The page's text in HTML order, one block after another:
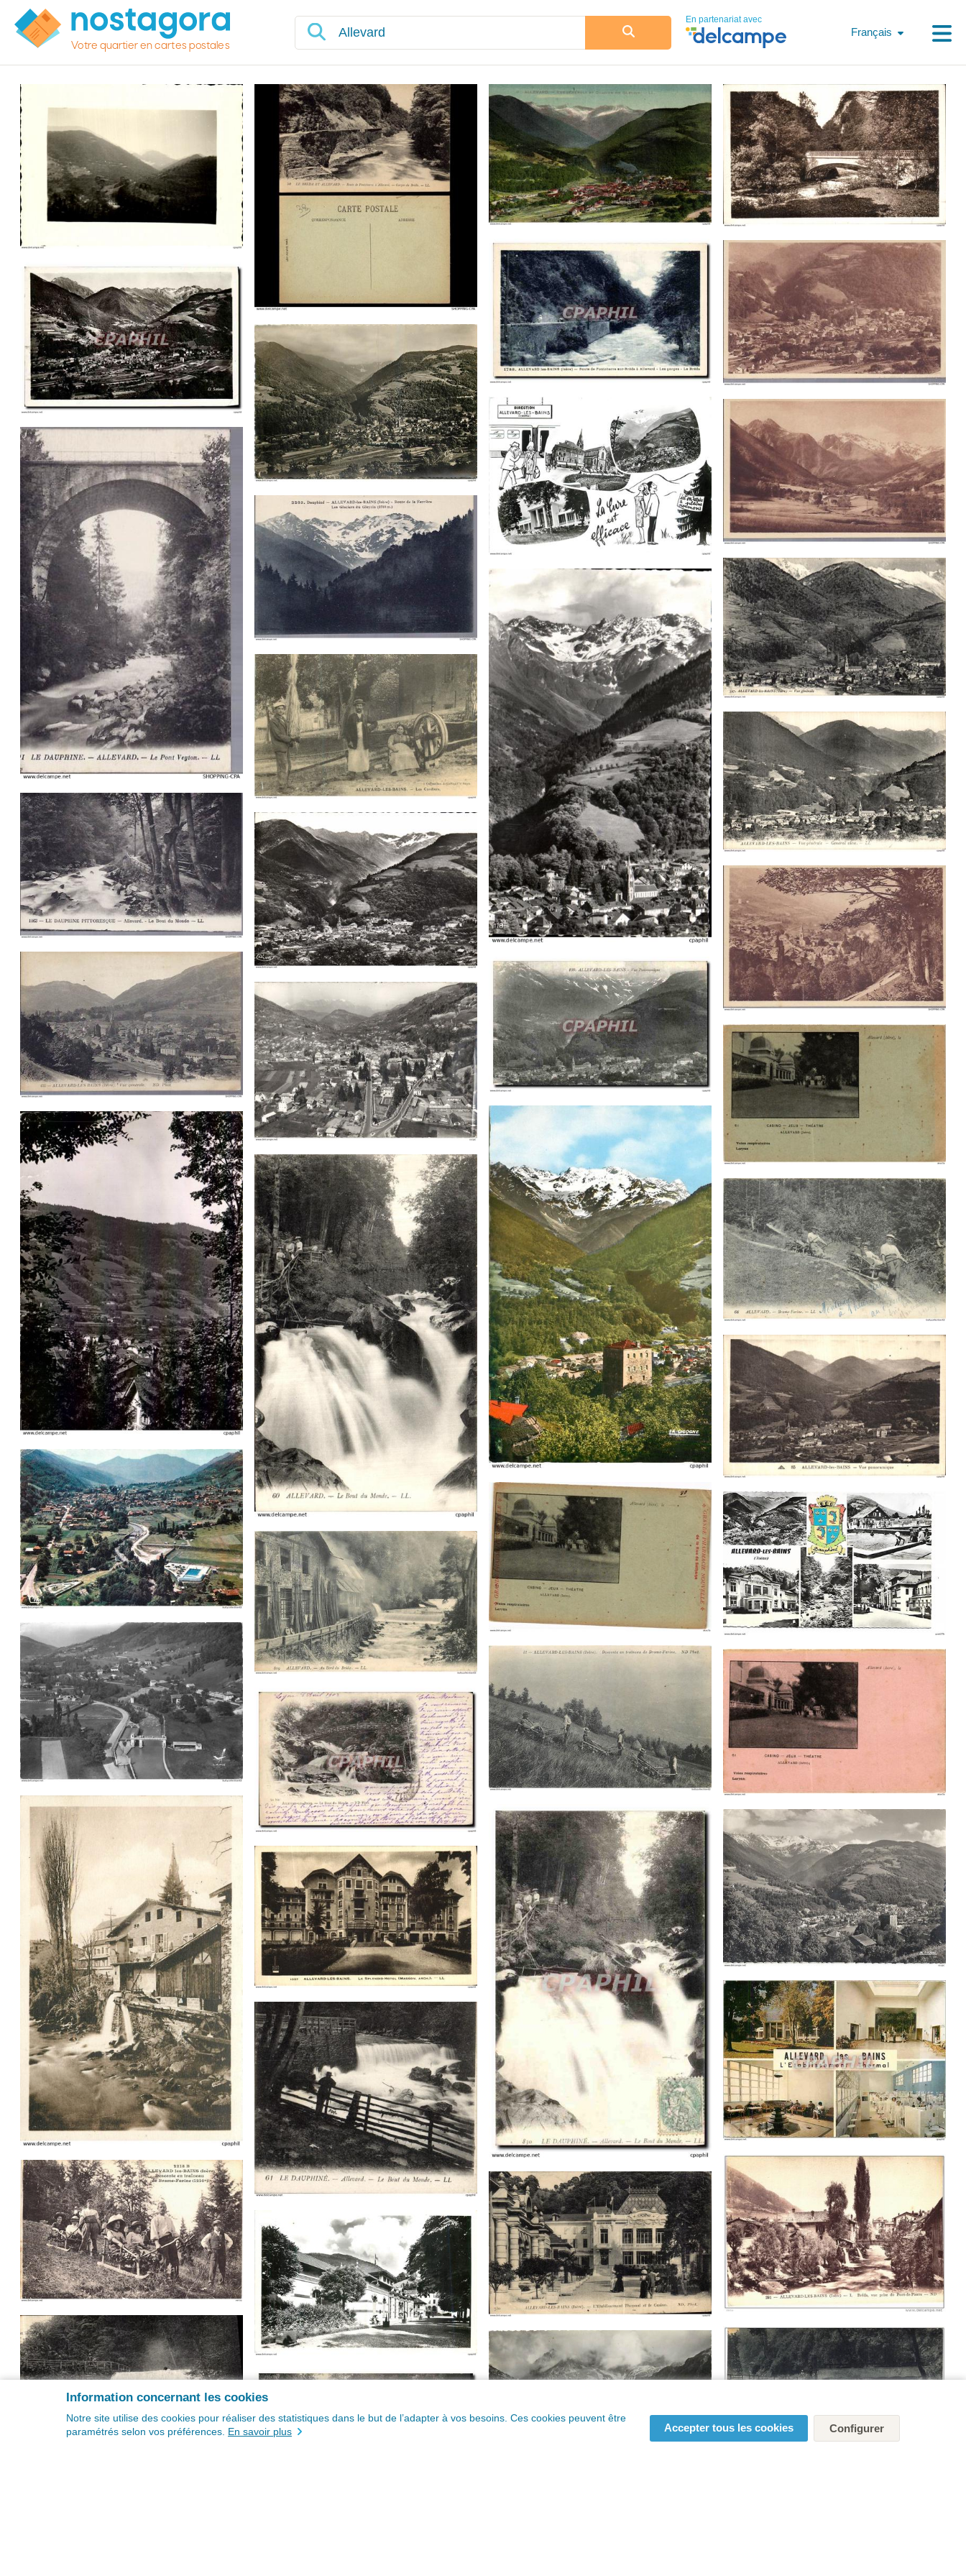
Votre quartier en cartes postales
En partenariat avec
Français
Information concernant les cookies
Notre site utilise des cookies pour réaliser des statistiques dans le but de l’adapter à vos besoins. Ces cookies peuvent être
paramétrés selon vos préférences. En savoir plus Accepter tous les cookies Configurer